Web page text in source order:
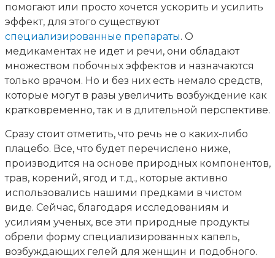
помогают или просто хочется ускорить и усилить
эффект, для этого существуют
специализированные препараты. О
медикаментах не идет и речи, они обладают
множеством побочных эффектов и назначаются
только врачом. Но и без них есть немало средств,
которые могут в разы увеличить возбуждение как
кратковременно, так и в длительной перспективе.
Сразу стоит отметить, что речь не о каких-либо
плацебо. Все, что будет перечислено ниже,
производится на основе природных компонентов,
трав, корений, ягод и т.д., которые активно
использовались нашими предками в чистом
виде. Сейчас, благодаря исследованиям и
усилиям ученых, все эти природные продукты
обрели форму специализированных капель,
возбуждающих гелей для женщин и подобного.